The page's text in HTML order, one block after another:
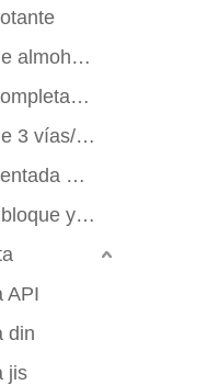
Válvula de bola de almohadilla de montaje
Válvula de bola completamente soldada
Válvula de bola de 3 vías/4 vías
Válvula de bola sentada de metal
Válvula de doble bloque y sangrado
API
din
jis